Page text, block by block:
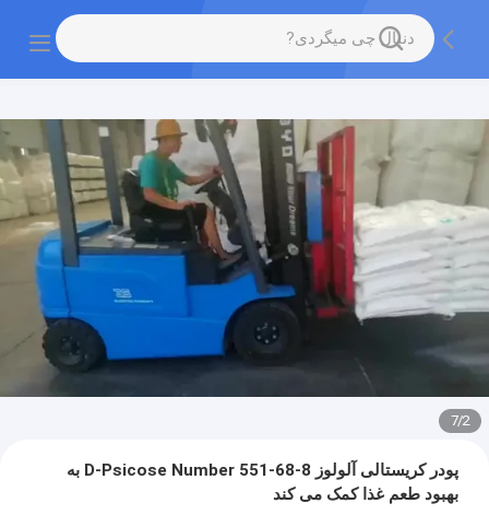
2
/
7
پودر کریستالی آلولوز D-Psicose Number 551-68-8 به
بهبود طعم غذا کمک می کند